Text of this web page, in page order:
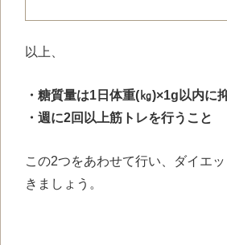
以上、
・糖質量は1日体重(㎏)×1g以内に
・週に2回以上筋トレを行うこと
この2つをあわせて行い、ダイエ
きましょう。